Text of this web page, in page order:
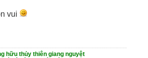
vui
hữu thủy thiên giang nguyệt